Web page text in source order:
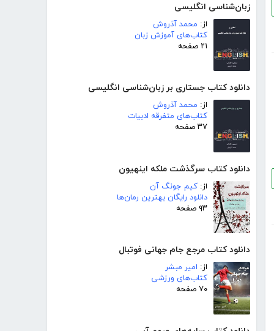
زبان‌شناسی انگلیسی
از: محمد آذروش
کتاب‌های آموزش زبان
۲۱ صفحه
دانلود کتاب جستاری بر زبان‌شناسی انگلیسی
از: محمد آذروش
کتاب‌های متفرقه ادبیات
۳۷ صفحه
دانلود کتاب سرگذشت ملکه اینهیون
از: کیم جونگ آن
دانلود رایگان بهترین رمان‌ها
۹۳ صفحه
دانلود کتاب مرجع جام جهانی فوتبال
از: امیر مبشر
کتاب‌های ورزشی
۷۰ صفحه